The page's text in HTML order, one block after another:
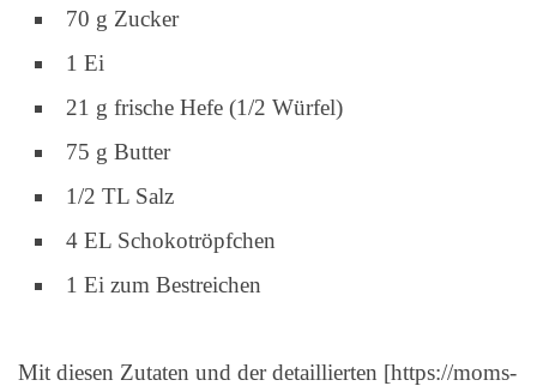
70 g Zucker
1 Ei
21 g frische Hefe (1/2 Würfel)
75 g Butter
1/2 TL Salz
4 EL Schokotröpfchen
1 Ei zum Bestreichen
Mit diesen Zutaten und der detaillierten [https://moms-